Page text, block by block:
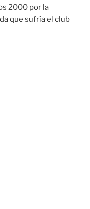
2000 por la
que sufría el club